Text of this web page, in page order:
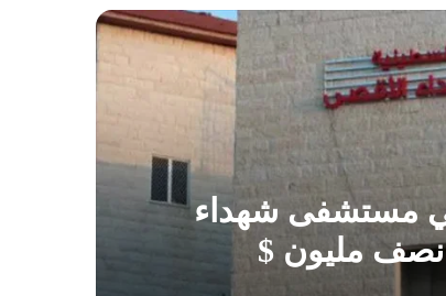
في مستشفى شهداء
نصف مليون $